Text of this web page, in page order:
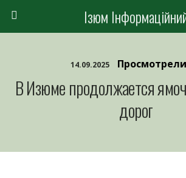
Ізюм
14.09.2025
В Изюме продолжается
дорог